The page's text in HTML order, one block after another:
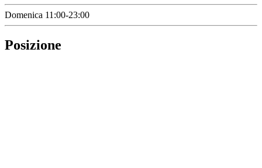
Domenica 11:00-23:00
Posizione